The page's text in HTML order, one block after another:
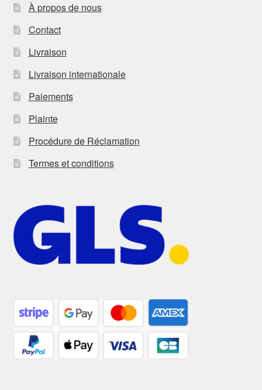
À propos de nous
Contact
Livraison
Livraison internationale
Paiements
Plainte
Procédure de Réclamation
Termes et conditions